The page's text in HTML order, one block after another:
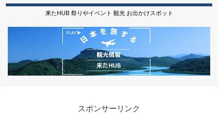
来たHUB 祭りやイベント 観光 お出かけスポット
スポンサーリンク